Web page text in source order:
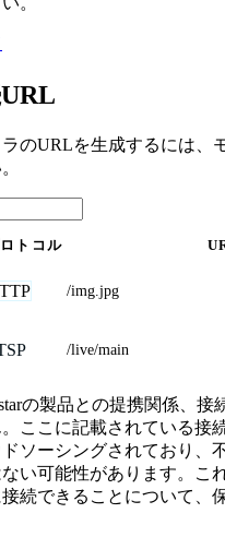
ラのURLを生成するには、
トコル
/img.jpg
/live/main
の製品との提携関係、接
ここに記載されている接
ソーシングされており、
い可能性があります。こ
続できることについて、